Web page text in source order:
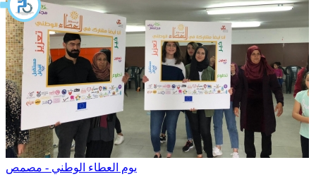
يوم العطاء الوطني - مصمص